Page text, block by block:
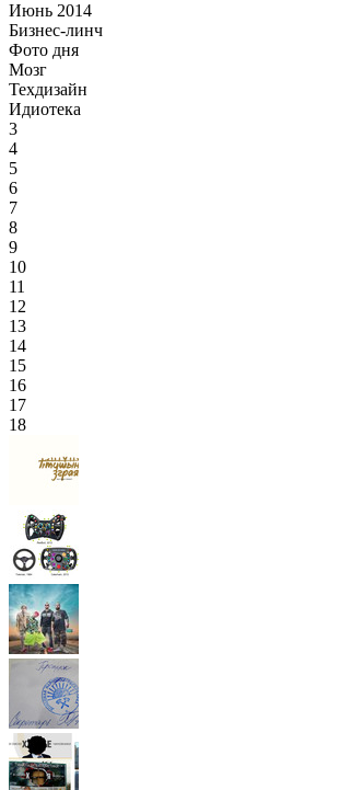
Июнь 2014
Бизнес-линч
Фото дня
Мозг
Техдизайн
Идиотека
3
4
5
6
7
8
9
10
11
12
13
14
15
16
17
18